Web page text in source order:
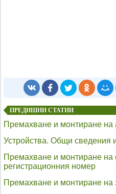
ПРЕДИШНИ СТАТИИ
Премахване и монтиране на
Устройства. Общи сведения
Премахване и монтиране на
регистрационния номер
Премахване и монтиране на